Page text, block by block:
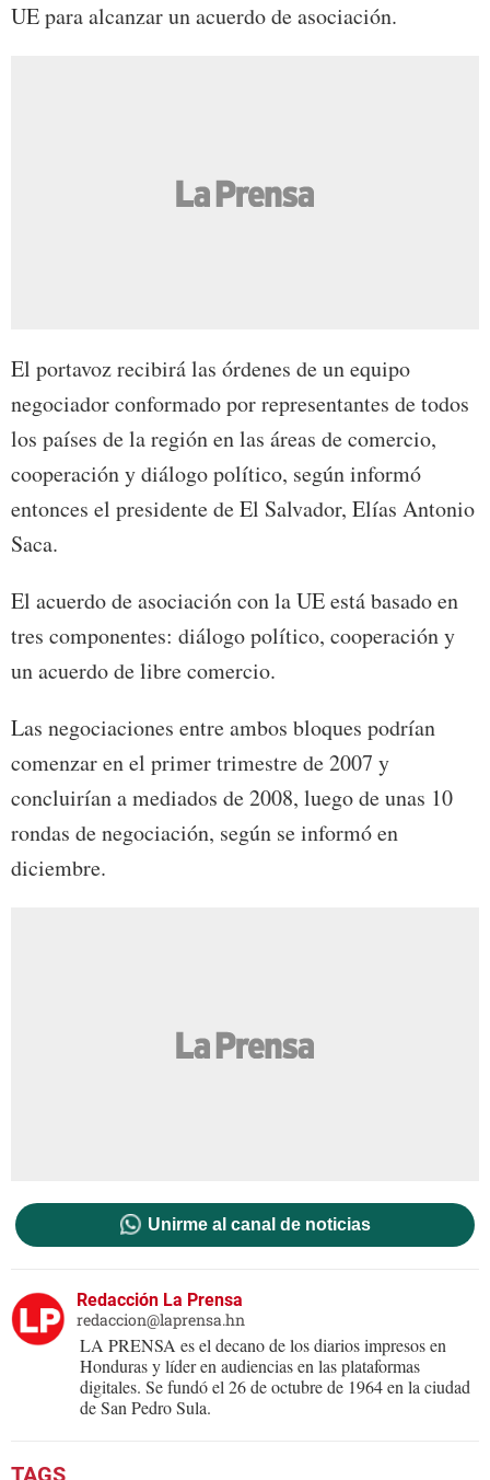
UE para alcanzar un acuerdo de asociación.
El portavoz recibirá las órdenes de un equipo
negociador conformado por representantes de todos
los países de la región en las áreas de comercio,
cooperación y diálogo político, según informó
entonces el presidente de El Salvador, Elías Antonio
Saca.
El acuerdo de asociación con la UE está basado en
tres componentes: diálogo político, cooperación y
un acuerdo de libre comercio.
Las negociaciones entre ambos bloques podrían
comenzar en el primer trimestre de 2007 y
concluirían a mediados de 2008, luego de unas 10
rondas de negociación, según se informó en
diciembre.
Unirme al canal de noticias
Redacción La Prensa
redaccion@laprensa.hn
LA PRENSA es el decano de los diarios impresos en
Honduras y líder en audiencias en las plataformas
digitales. Se fundó el 26 de octubre de 1964 en la ciudad
de San Pedro Sula.